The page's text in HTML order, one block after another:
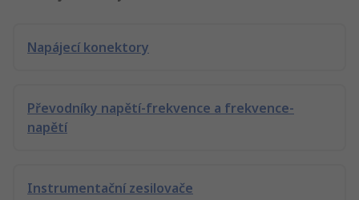
Napájecí konektory
Převodníky napětí-frekvence a frekvence-
napětí
Instrumentační zesilovače